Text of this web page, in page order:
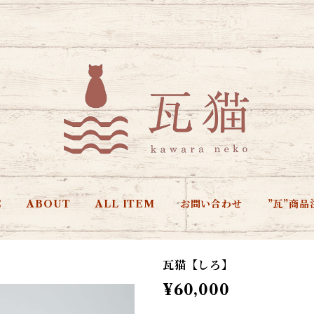
ABOUT ALL ITEM お問い合わせ ”瓦”商品
瓦猫【しろ】
¥60,000